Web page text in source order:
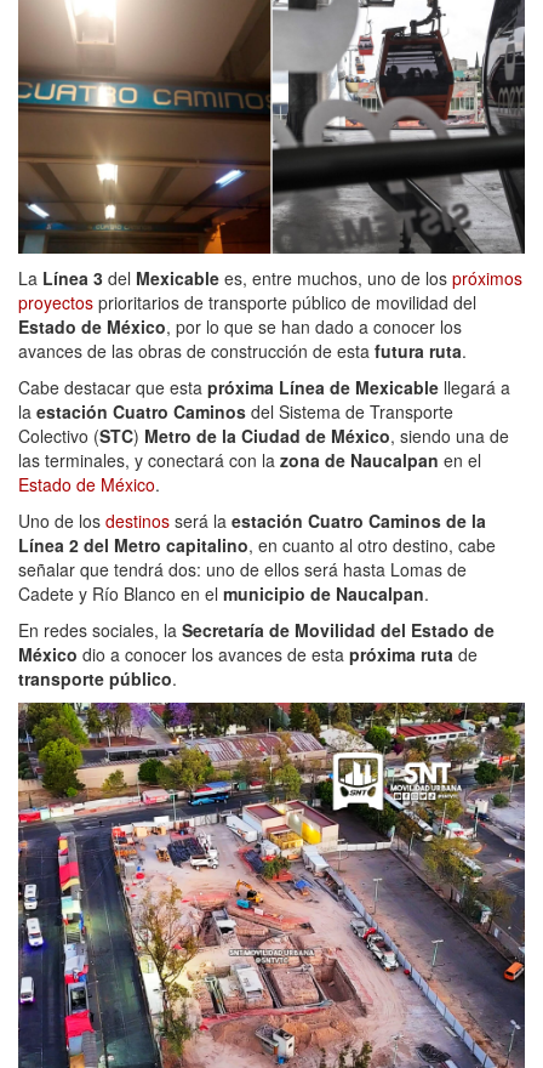
La Línea 3 del Mexicable es, entre muchos, uno de los próximos
proyectos prioritarios de transporte público de movilidad del
Estado de México, por lo que se han dado a conocer los
avances de las obras de construcción de esta futura ruta.
Cabe destacar que esta próxima Línea de Mexicable llegará a
la estación Cuatro Caminos del Sistema de Transporte
Colectivo (STC) Metro de la Ciudad de México, siendo una de
las terminales, y conectará con la zona de Naucalpan en el
Estado de México.
Uno de los destinos será la estación Cuatro Caminos de la
Línea 2 del Metro capitalino, en cuanto al otro destino, cabe
señalar que tendrá dos: uno de ellos será hasta Lomas de
Cadete y Río Blanco en el municipio de Naucalpan.
En redes sociales, la Secretaría de Movilidad del Estado de
México dio a conocer los avances de esta próxima ruta de
transporte público.